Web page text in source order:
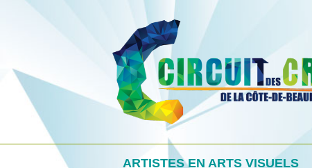
ARTISTES EN ARTS VISUELS